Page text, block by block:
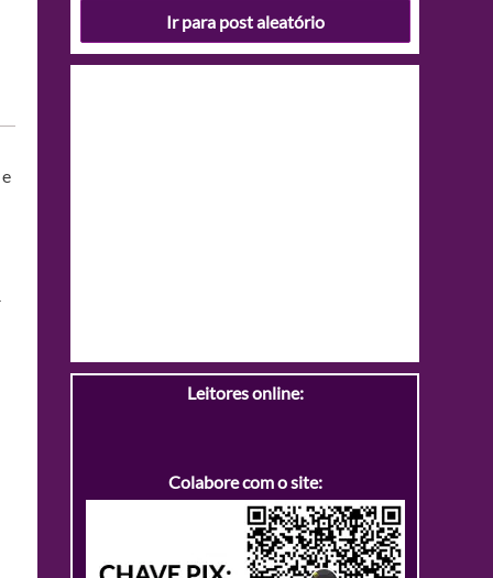
Ir para post aleatório
Leitores online:
Colabore com o site: